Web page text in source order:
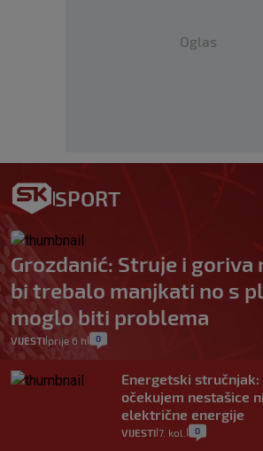
Oglas
SPORT
Grozdanić: Struje i goriva
bi trebalo manjkati no s
moglo biti problema
VIJESTI| prije 6 h 0
Energetski
očekujem nestašice
električne energije
VIJESTI 7. kol. 0